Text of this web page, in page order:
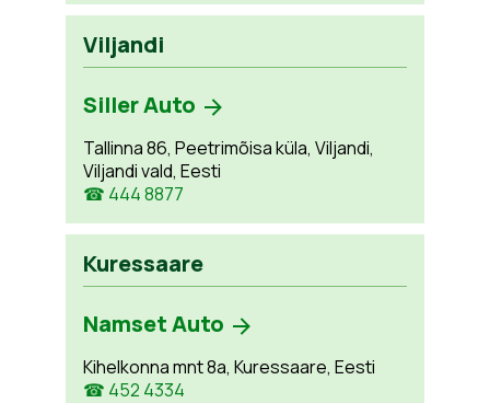
Viljandi
Siller Auto
Tallinna 86, Peetrimõisa küla, Viljandi,
Viljandi vald, Eesti
☎ 444 8877
Kuressaare
Namset Auto
Kihelkonna mnt 8a, Kuressaare, Eesti
☎ 452 4334